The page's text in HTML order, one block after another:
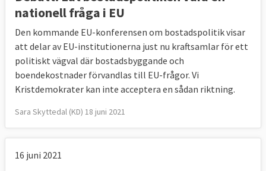
nationell fråga i EU
Den kommande EU-konferensen om bostadspolitik visar
att delar av EU-institutionerna just nu kraftsamlar för ett
politiskt vägval där bostadsbyggande och
boendekostnader förvandlas till EU-frågor. Vi
Kristdemokrater kan inte acceptera en sådan riktning.
Sara Skyttedal (KD) 18 juni 2021
16 juni 2021